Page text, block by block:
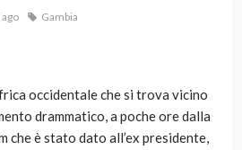
ago Gambia
occidentale che si trova vicino
drammatico, a poche ore dalla
che è stato dato all’ex presidente,